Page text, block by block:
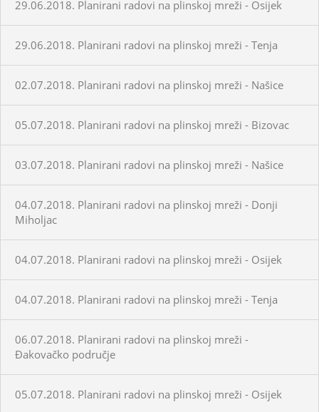
29.06.2018. Planirani radovi na plinskoj mreži - Osijek
29.06.2018. Planirani radovi na plinskoj mreži - Tenja
02.07.2018. Planirani radovi na plinskoj mreži - Našice
05.07.2018. Planirani radovi na plinskoj mreži - Bizovac
03.07.2018. Planirani radovi na plinskoj mreži - Našice
04.07.2018. Planirani radovi na plinskoj mreži - Donji
Miholjac
04.07.2018. Planirani radovi na plinskoj mreži - Osijek
04.07.2018. Planirani radovi na plinskoj mreži - Tenja
06.07.2018. Planirani radovi na plinskoj mreži -
Đakovačko područje
05.07.2018. Planirani radovi na plinskoj mreži - Osijek